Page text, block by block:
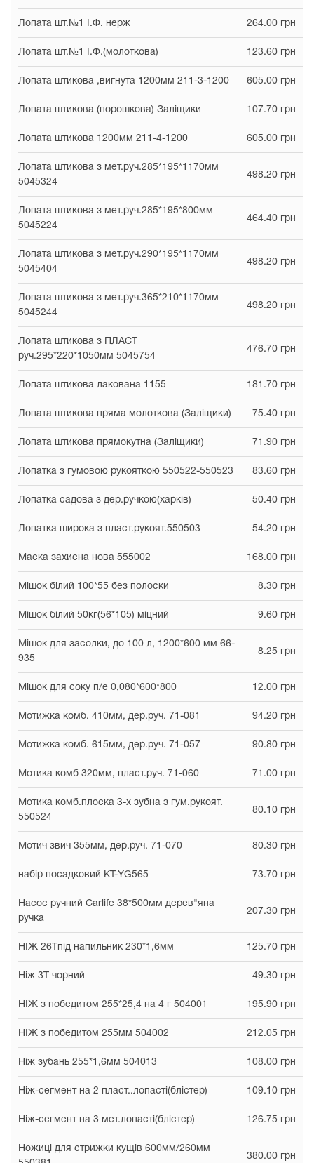
Лопата шт.№1 І.Ф. нерж 264.00 грн
Лопата шт.№1 І.Ф.(молоткова) 123.60 грн
Лопата штикова ,вигнута 1200мм 211-3-1200 605.00 грн
Лопата штикова (порошкова) Заліщики 107.70 грн
Лопата штикова 1200мм 211-4-1200 605.00 грн
Лопата штикова з мет.руч.285*195*1170мм
5045324
498.20 грн
Лопата штикова з мет.руч.285*195*800мм
5045224
464.40 грн
Лопата штикова з мет.руч.290*195*1170мм
5045404
498.20 грн
Лопата штикова з мет.руч.365*210*1170мм
5045244
498.20 грн
Лопата штикова з ПЛАСТ
руч.295*220*1050мм 5045754
476.70 грн
Лопата штикова лакована 1155 181.70 грн
Лопата штикова пряма молоткова (Заліщики) 75.40 грн
Лопата штикова прямокутна (Заліщики) 71.90 грн
Лопатка з гумовою рукояткою 550522-550523 83.60 грн
Лопатка садова з дер.ручкою(харків) 50.40 грн
Лопатка широка з пласт.рукоят.550503 54.20 грн
Маска захисна нова 555002 168.00 грн
Мішок білий 100*55 без полоски 8.30 грн
Мішок білий 50кг(56*105) міцний 9.60 грн
Мішок для засолки, до 100 л, 1200*600 мм 66-
935
8.25 грн
Мішок для соку п/е 0,080*600*800 12.00 грн
Мотижка комб. 410мм, дер.руч. 71-081 94.20 грн
Мотижка комб. 615мм, дер.руч. 71-057 90.80 грн
Мотика комб 320мм, пласт.руч. 71-060 71.00 грн
Мотика комб.плоска 3-х зубна з гум.рукоят.
550524
80.10 грн
Мотич звич 355мм, дер.руч. 71-070 80.30 грн
набір посадковий KT-YG565 73.70 грн
Насос ручний Carlife 38*500мм дерев"яна
ручка
207.30 грн
НІЖ 26Тпід напильник 230*1,6мм 125.70 грн
Ніж 3Т чорний 49.30 грн
НІЖ з победитом 255*25,4 на 4 г 504001 195.90 грн
НІЖ з победитом 255мм 504002 212.05 грн
Ніж зубань 255*1,6мм 504013 108.00 грн
Ніж-сегмент на 2 пласт..лопасті(блістер) 109.10 грн
Ніж-сегмент на 3 мет.лопасті(блістер) 126.75 грн
Ножиці для стрижки кущів 600мм/260мм
380.00 грн